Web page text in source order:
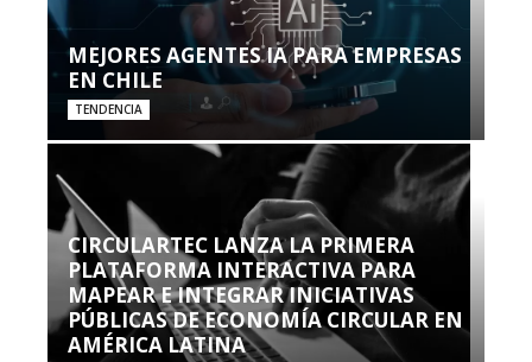
MEJORES AGENTES IA PARA EMPRESAS
EN CHILE
TENDENCIA
CIRCULARTEC LANZA LA PRIMERA
PLATAFORMA INTERACTIVA PARA
MAPEAR E INTEGRAR INICIATIVAS
PÚBLICAS DE ECONOMÍA CIRCULAR EN
AMÉRICA LATINA